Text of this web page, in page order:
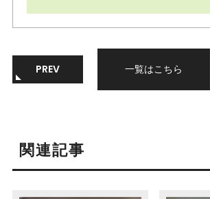
PREV 一覧はこちら
関連記事